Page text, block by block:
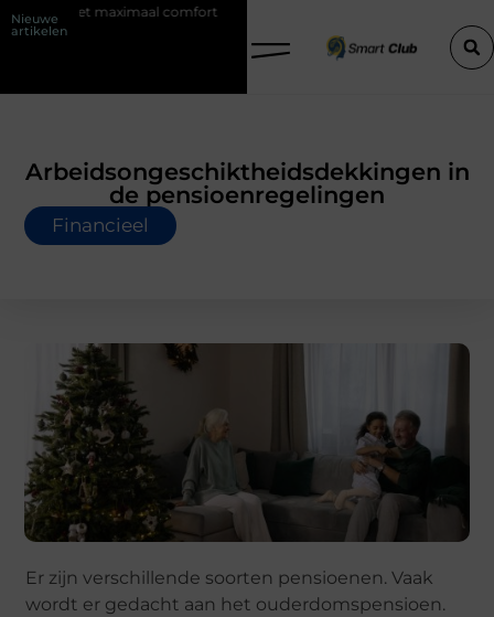
Nieuwe
artikelen
met maximaal comfort Fysio Bleiswijk: professionele
Arbeidsongeschiktheidsdekkingen in
de pensioenregelingen
Financieel
Er zijn verschillende soorten pensioenen. Vaak
wordt er gedacht aan het ouderdomspensioen.